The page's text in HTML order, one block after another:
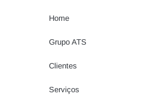
Home
Grupo ATS
Clientes
Serviços